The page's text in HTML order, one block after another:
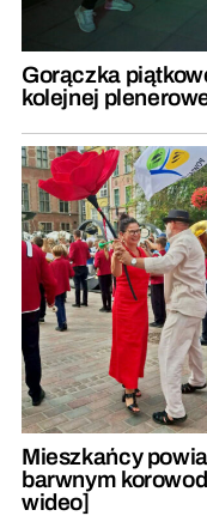
Gorączka
kolejnej
Mieszkańcy
barwnym
wideo]